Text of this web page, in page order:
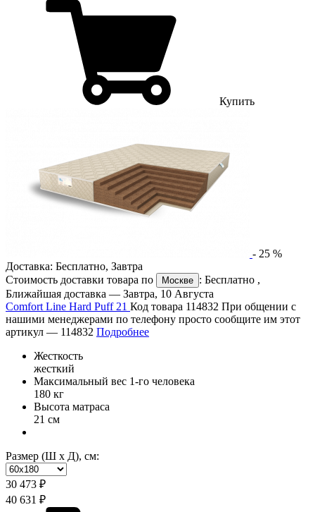
Купить
- 25 %
Доставка: Бесплатно, Завтра
Стоимость доставки товара по
Москве : Бесплатно ,
Ближайшая доставка — Завтра, 10 Августа
Comfort Line Hard Puff 21 Код товара 114832 При общении с
нашими менеджерами по телефону просто сообщите им этот
артикул — 114832 Подробнее
Жесткость
жесткий
Максимальный вес 1-го человека
180 кг
Высота матраса
21 см
Размер (Ш х Д), см:
30 473 ₽
40 631 ₽